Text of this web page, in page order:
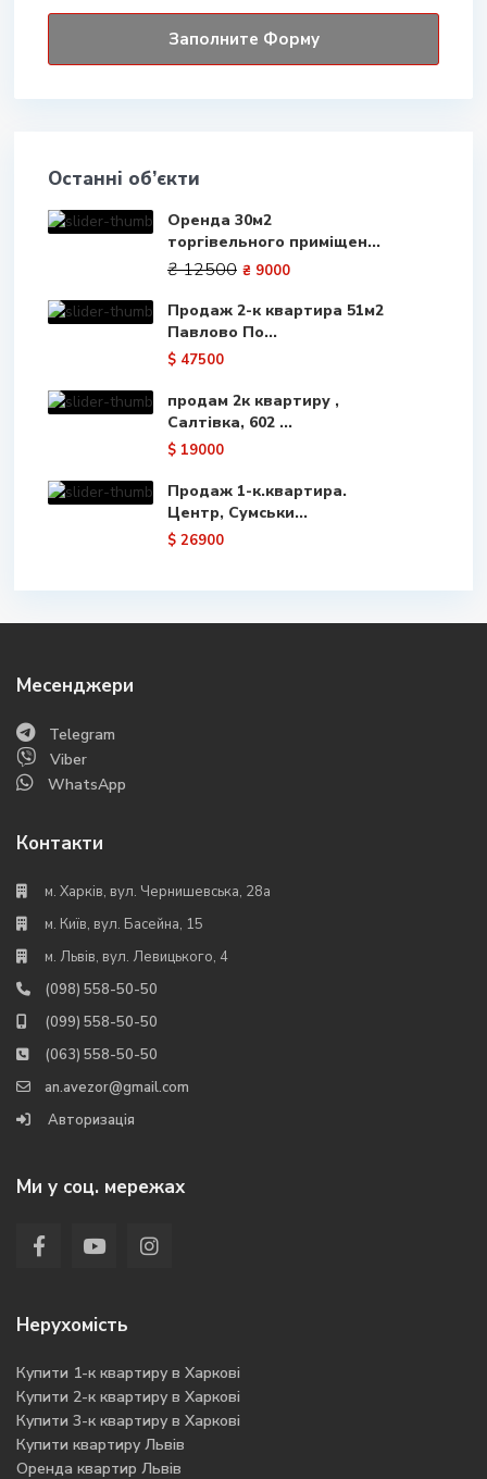
Останні об’єкти
Оренда 30м2
торгівельного приміщен...
₴ 12500 ₴ 9000
Продаж 2-к квартира 51м2
Павлово По...
$ 47500
продам 2к квартиру ,
Салтівка, 602 ...
$ 19000
Продаж 1-к.квартира.
Центр, Сумськи...
$ 26900
Месенджери
Telegram
Viber
WhatsApp
Контакти
м. Харків, вул. Чернишевська, 28а
м. Київ, вул. Басейна, 15
м. Львів, вул. Левицького, 4
(098) 558-50-50
(099) 558-50-50
(063) 558-50-50
an.avezor@gmail.com
Авторизація
Ми у соц. мережах
Нерухомість
Купити 1-к квартиру в Харкові
Купити 2-к квартиру в Харкові
Купити 3-к квартиру в Харкові
Купити квартиру Львів
Оренда квартир Львів